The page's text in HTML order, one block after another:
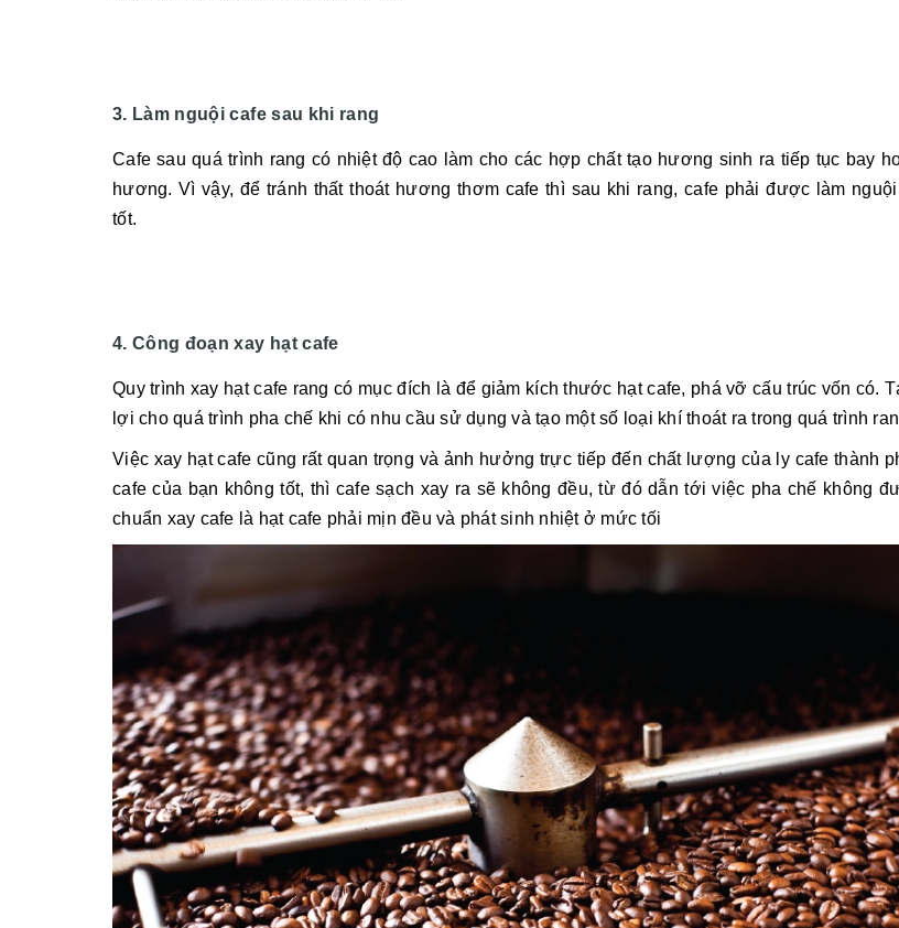
3. Làm nguội cafe sau khi rang
Cafe sau quá trình rang có nhiệt độ cao làm cho các hợp chất tạo hương sinh ra tiếp tục bay
hương. Vì vậy, để tránh thất thoát hương thơm cafe thì sau khi rang, cafe phải được làm
tốt.
4. Công đoạn xay hạt cafe
Quy trình xay hạt cafe rang có mục đích là để giảm kích thước hạt cafe, phá vỡ cấu trúc vốn có.
lợi cho quá trình pha chế khi có nhu cầu sử dụng và tạo một số loại khí thoát ra trong quá trình
Việc xay hạt cafe cũng rất quan trọng và ảnh hưởng trực tiếp đến chất lượng của ly cafe thành
cafe của bạn không tốt, thì cafe sạch xay ra sẽ không đều, từ đó dẫn tới việc pha chế không
chuẩn xay cafe là hạt cafe phải mịn đều và phát sinh nhiệt ở mức tối